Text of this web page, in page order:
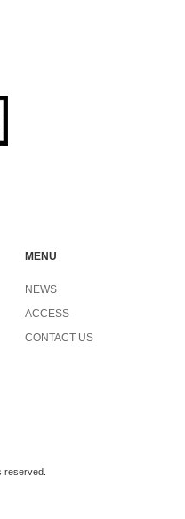
MENU
NEWS
ACCESS
CONTACT US
reserved.